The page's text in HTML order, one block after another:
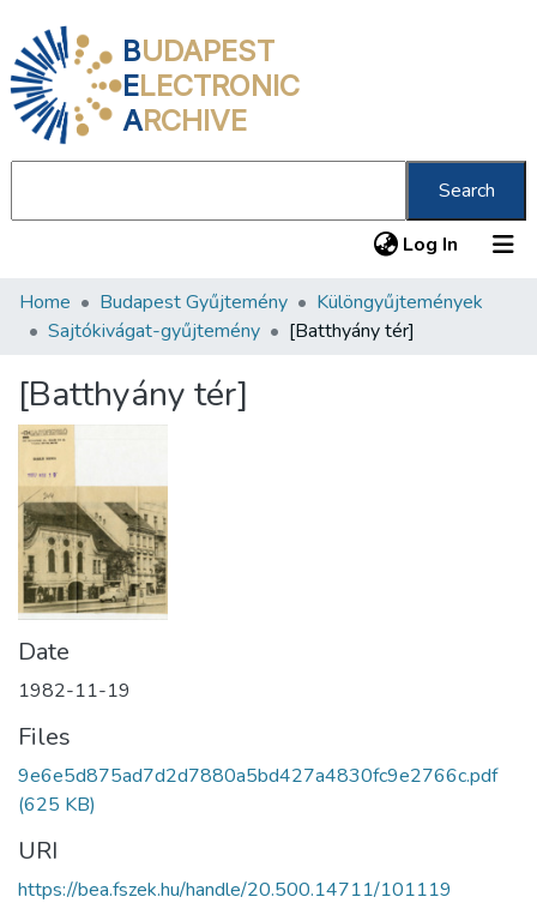
BUDAPEST
ELECTRONIC
ARCHIVE
Search
Log In (current)
Communities & Collections
Statistics
About us
Home Budapest Gyűjtemény
Különgyűjtemények
Sajtókivágat-gyűjtemény
[Batthyány tér]
[Batthyány tér]
Date
1982-11-19
Files
9e6e5d875ad7d2d7880a5bd427a4830fc9e2766c.pdf
(625 KB)
URI
https://bea.fszek.hu/handle/20.500.14711/101119